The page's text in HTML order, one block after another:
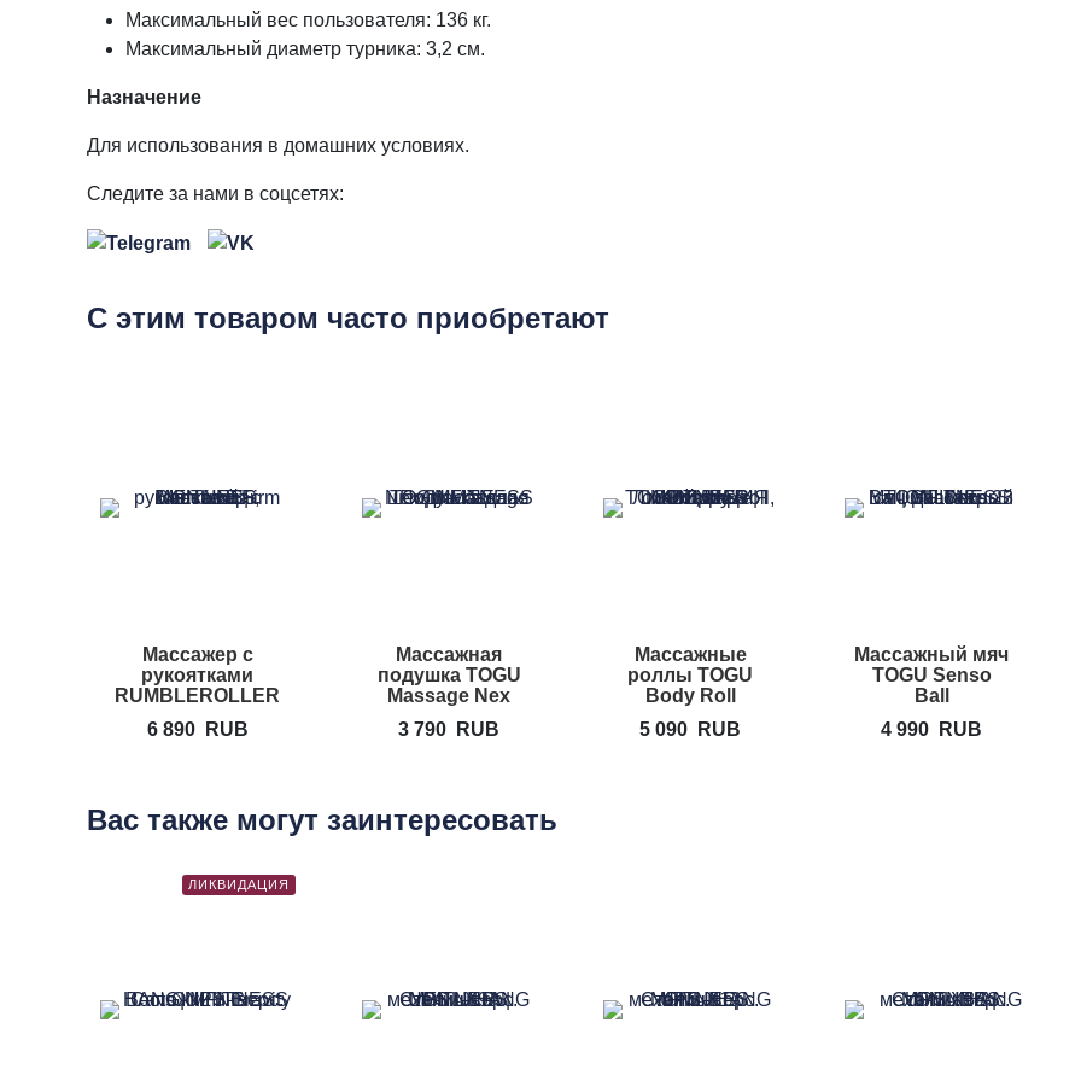
Максимальный вес пользователя: 136 кг.
Максимальный диаметр турника: 3,2 см.
Назначение
Для использования в домашних условиях.
Следите за нами в соцсетях:
С этим товаром часто приобретают
Массажер с
рукоятками
RUMBLEROLLER
6 890 RUB
Массажная
подушка TOGU
Massage Nex
3 790
RUB
Массажные
роллы TOGU
Body Roll
5 090
RUB
Массажный мяч
TOGU Senso
Ball
4 990
RUB
Вас также могут заинтересовать
ЛИКВИДАЦИЯ